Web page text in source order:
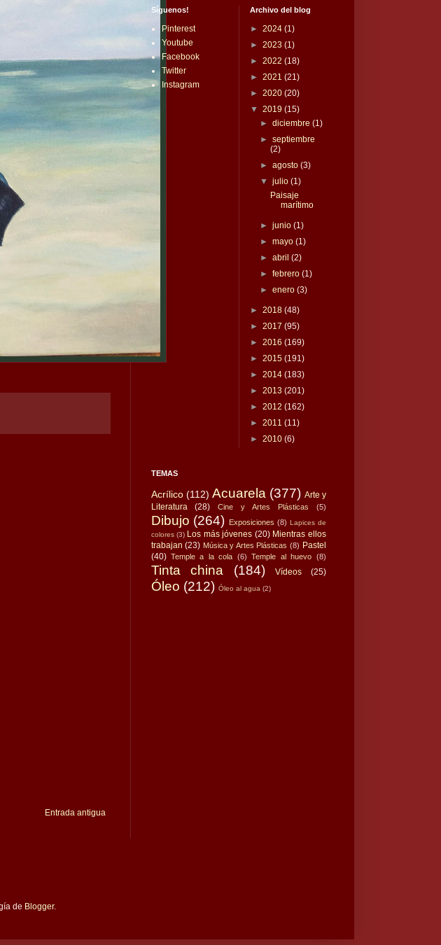
Entrada antigua
Síguenos!
Pinterest
Youtube
Facebook
Twitter
Instagram
Archivo del blog
► 2024 (1)
► 2023 (1)
► 2022 (18)
► 2021 (21)
► 2020 (20)
▼ 2019 (15)
► diciembre (1)
► septiembre
(2)
► agosto (3)
▼ julio (1)
Paisaje
marítimo
► junio (1)
► mayo (1)
► abril (2)
► febrero (1)
► enero (3)
► 2018 (48)
► 2017 (95)
► 2016 (169)
► 2015 (191)
► 2014 (183)
► 2013 (201)
► 2012 (162)
► 2011 (11)
► 2010 (6)
TEMAS
Acrílico (112) Acuarela (377) Arte y
Literatura
(28) Cine y Artes Plásticas (5)
Dibujo (264) Exposiciones (8) Lapices de
colores (3) Los más jóvenes (20) Mientras ellos
trabajan (23) Música y Artes Plásticas (8) Pastel
(40) Temple a la cola (6) Temple al huevo (8)
Tinta china (184) Vídeos (25)
Óleo (212) Óleo al agua (2)
de Blogger.